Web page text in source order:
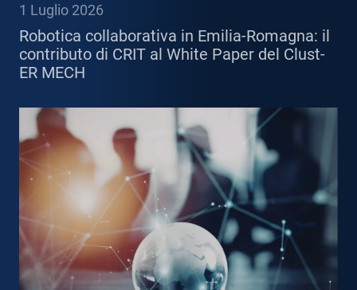
1 Luglio 2026
Robotica collaborativa in Emilia-Romagna: il
contributo di CRIT al White Paper del Clust-
ER MECH